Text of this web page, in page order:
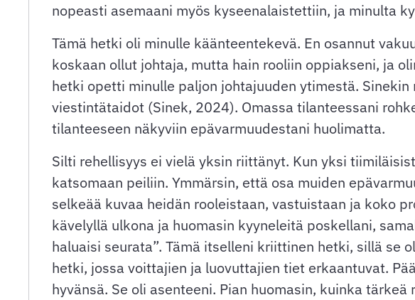
nopeasti asemaani myös kyseenalaistettiin, ja minulta
Tämä hetki oli minulle käänteentekevä. En osannut
koskaan ollut johtaja, mutta hain rooliin oppiakseni, ja
hetki opetti minulle paljon johtajuuden ytimestä.
viestintätaidot (Sinek, 2024). Omassa tilanteessani
tilanteeseen näkyviin epävarmuudestani huolimatta.
Silti rehellisyys ei vielä yksin riittänyt. Kun yksi
katsomaan peiliin. Ymmärsin, että osa muiden
selkeää kuvaa heidän rooleistaan, vastuistaan ja koko
kävelyllä ulkona ja huomasin kyyneleitä poskellani,
haluaisi seurata”. Tämä itselleni kriittinen hetki, sillä se
hetki, jossa voittajien ja luovuttajien tiet erkaantuvat.
hyvänsä. Se oli asenteeni. Pian huomasin, kuinka tärkeä